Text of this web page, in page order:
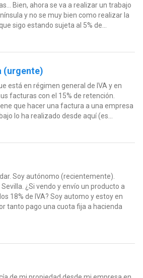
Bien, ahora se va a realizar un trabajo
y no se muy bien como realizar la
sigo estando sujeta al 5% de...
(urgente)
está en régimen general de IVA y en
facturas con el 15% de retención.
que hacer una factura a una empresa
lo ha realizado desde aquí (es...
Soy autónomo (recientemente).
¿Si vendo y envío un producto a
18% de IVA? Soy automo y estoy en
tanto pago una cuota fija a hacienda